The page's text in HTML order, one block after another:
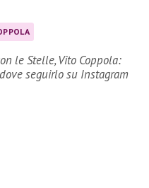
le Stelle, Vito Coppola:
seguirlo su Instagram